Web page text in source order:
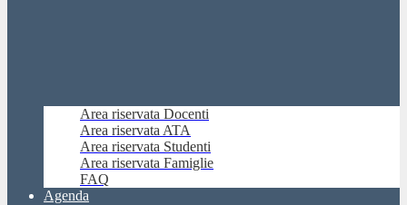
Area riservata Docenti
Area riservata ATA
Area riservata Studenti
Area riservata Famiglie
FAQ
Agenda